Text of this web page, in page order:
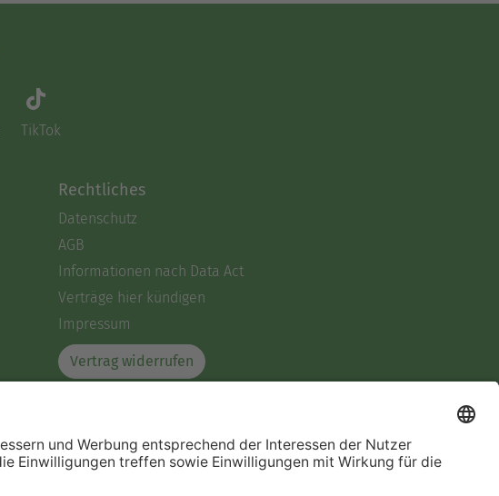
TikTok
Rechtliches
Datenschutz
AGB
Informationen nach Data Act
Verträge hier kündigen
Impressum
Vertrag widerrufen